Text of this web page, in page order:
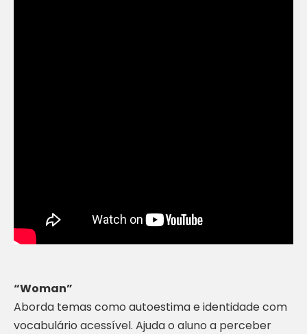
“Woman”
Aborda temas como autoestima e identidade com
vocabulário acessível. Ajuda o aluno a perceber